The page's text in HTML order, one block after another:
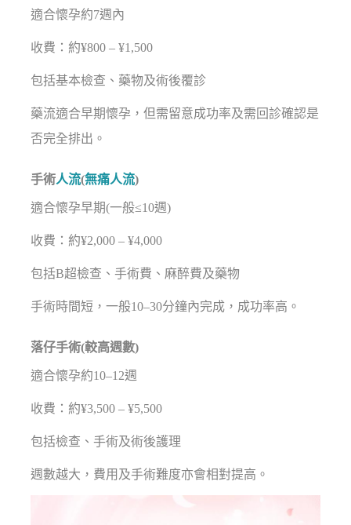
適合懷孕約7週內
收費：約¥800 – ¥1,500
包括基本檢查、藥物及術後覆診
藥流適合早期懷孕，但需留意成功率及需回診確認是
否完全排出。
手術人流(無痛人流)
適合懷孕早期(一般≤10週)
收費：約¥2,000 – ¥4,000
包括B超檢查、手術費、麻醉費及藥物
手術時間短，一般10–30分鐘內完成，成功率高。
落仔手術(較高週數)
適合懷孕約10–12週
收費：約¥3,500 – ¥5,500
包括檢查、手術及術後護理
週數越大，費用及手術難度亦會相對提高。